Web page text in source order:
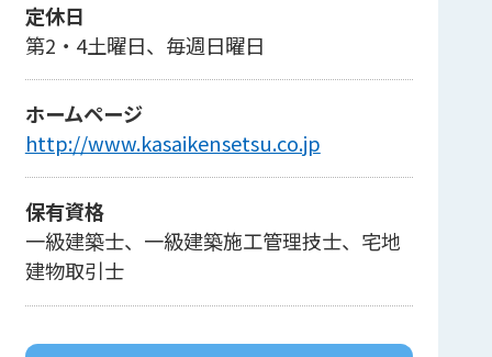
定休日
第2・4土曜日、毎週日曜日
ホームページ
http://www.kasaikensetsu.co.jp
保有資格
一級建築士、一級建築施工管理技士、宅地
建物取引士